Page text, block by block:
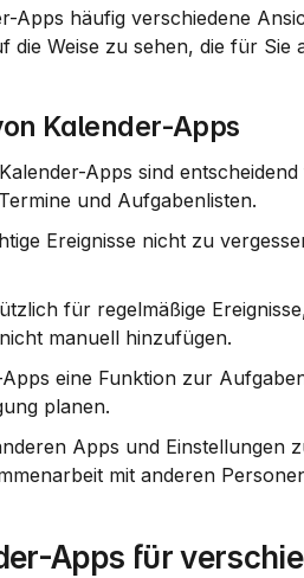
Apps häufig verschiedene
die Weise zu sehen, die für Sie
Kalender-Apps
und Aufgabenlisten.
Ereignisse nicht zu
für regelmäßige
manuell hinzufügen.
eine Funktion zur
planen.
Apps und Einstellungen
mit anderen
Apps für